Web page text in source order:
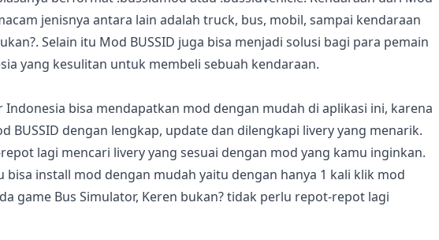
jenisnya antara lain adalah truck, bus, mobil, sampai kendaraan
Selain itu Mod BUSSID juga bisa menjadi solusi bagi para pemain
yang kesulitan untuk membeli sebuah kendaraan.
Indonesia bisa mendapatkan mod dengan mudah di aplikasi ini, karena
BUSSID dengan lengkap, update dan dilengkapi livery yang menarik.
lagi mencari livery yang sesuai dengan mod yang kamu inginkan.
bisa install mod dengan mudah yaitu dengan hanya 1 kali klik mod
game Bus Simulator, Keren bukan? tidak perlu repot-repot lagi